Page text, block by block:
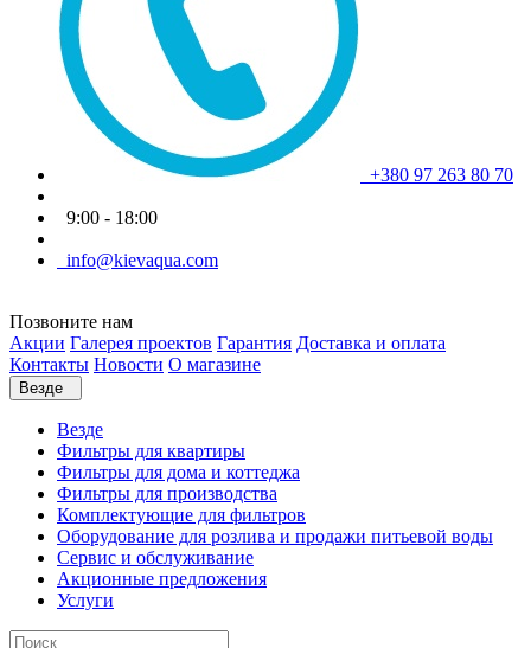
+380 97 263 80 70
9:00 - 18:00
info@kievaqua.com
Позвоните нам
Акции Галерея проектов Гарантия Доставка и оплата
Контакты Новости О магазине
Везде
Везде
Фильтры для квартиры
Фильтры для дома и коттеджа
Фильтры для производства
Комплектующие для фильтров
Оборудование для розлива и продажи питьевой воды
Сервис и обслуживание
Акционные предложения
Услуги